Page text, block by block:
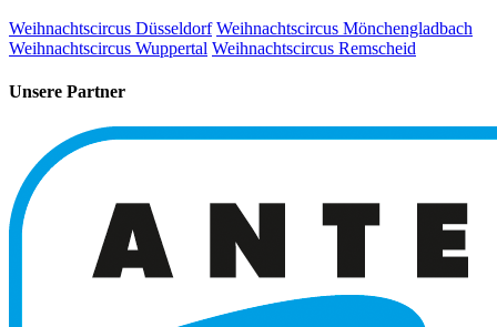
Weihnachtscircus Düsseldorf Weihnachtscircus Mönchengladbach
Weihnachtscircus Wuppertal Weihnachtscircus Remscheid
Unsere Partner